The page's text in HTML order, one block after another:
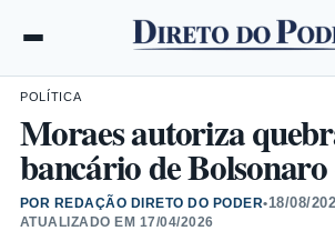
POLÍTICA
Moraes autoriza
bancário de
POR REDAÇÃO DIRETO DO PODER•18/08/
ATUALIZADO EM 17/04/2026